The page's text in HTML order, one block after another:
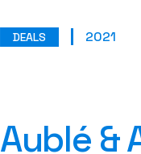
DEALS 2021
Aublé &